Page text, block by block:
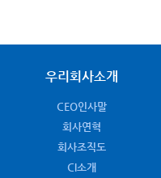
우리회사소개
CEO인사말
회사연혁
회사조직도
CI소개